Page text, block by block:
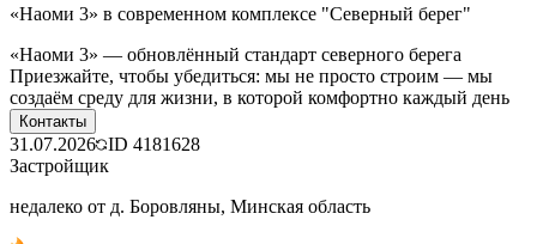
«Наоми 3» в современном комплексе "Северный берег"
«Наоми 3» — обновлённый стандарт северного берега
Приезжайте, чтобы убедиться: мы не просто строим — мы
создаём среду для жизни, в которой комфортно каждый день
Контакты
31.07.2026 ID 4181628
Застройщик
недалеко от д. Боровляны, Минская область